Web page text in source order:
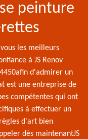
peinture
les meilleurs
à JS Renov
d'admirer un
est une entreprise de
compétentes qui ont
à effectuer un
d'art bien
dès maintenantJS